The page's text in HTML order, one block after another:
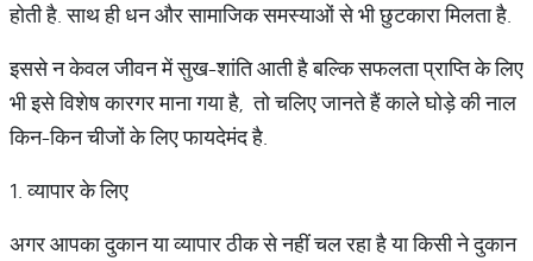
होती है. साथ ही धन और सामाजिक समस्याओं से भी छुटकारा मिलता है.
इससे न केवल जीवन में सुख-शांति आती है बल्कि सफलता प्राप्ति के लिए
भी इसे विशेष कारगर माना गया है, तो चलिए जानते हैं काले घोड़े की नाल
किन-किन चीजों के लिए फायदेमंद है.
1. व्यापार के लिए
अगर आपका दुकान या व्यापार ठीक से नहीं चल रहा है या किसी ने दुकान